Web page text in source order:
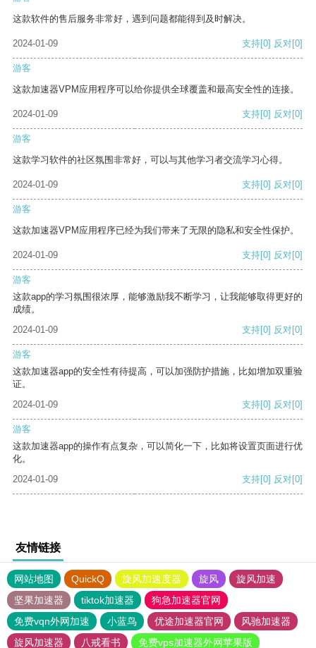
这款软件的售后服务非常好，遇到问题都能得到及时解决。
2024-01-09 支持[0] 反对[0]
游客
这款加速器VPM应用程序可以给你提供全球覆盖和最高安全性的连接。
2024-01-09 支持[0] 反对[0]
游客
这款学习软件的社区氛围非常好，可以与其他学习者交流学习心得。
2024-01-09 支持[0] 反对[0]
游客
这款加速器VPM应用程序已经为我们带来了无限的隐私和安全性保护。
2024-01-09 支持[0] 反对[0]
游客
这款app的学习氛围很浓厚，能够激励我不断学习，让我能够取得更好的
成绩。
2024-01-09
支持[0] 反对[0]
游客
这款加速器app的安全性有待提高，可以加强防护措施，比如增加双重验
证。
2024-01-09
支持[0] 反对[0]
游客
这款加速器app的操作有点复杂，可以简化一下，比如将设置页面进行优
化。
2024-01-09
支持[0] 反对[0]
友情链接
网站地图 QuickQ 旋风加速度器 旋风
旋风加速
坚果加速器
tiktok加速器
狗急加速器官网
免费vqn外网加速
小蓝鸟 优途加速器官网
风驰加速器
旋风加速器
八戒看书 免费vps加速器外网苹果版